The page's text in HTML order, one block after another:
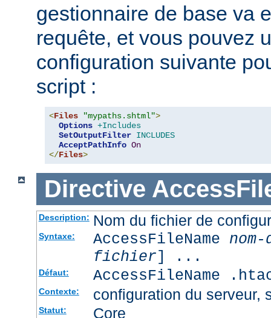
gestionnaire de base va
requête, et vous pouvez
configuration suivante
script :
<Files "mypaths.shtml">
Options +Includes
SetOutputFilter INCLUDES
AcceptPathInfo On
</Files>
Directive
Description: Nom du fichier de
Syntaxe: AccessFileName
fichier] ...
Défaut: AccessFileName
Contexte: configuration du serveur,
Statut: Core